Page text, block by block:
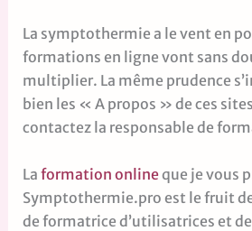
La symptothermie a le vent en
formations en ligne vont sans
multiplier. La même prudence
bien les « A propos » de ces
contactez la responsable de
La formation onlineque je vous
Symptothermie.pro est le fruit
de formatrice d’utilisatrices et